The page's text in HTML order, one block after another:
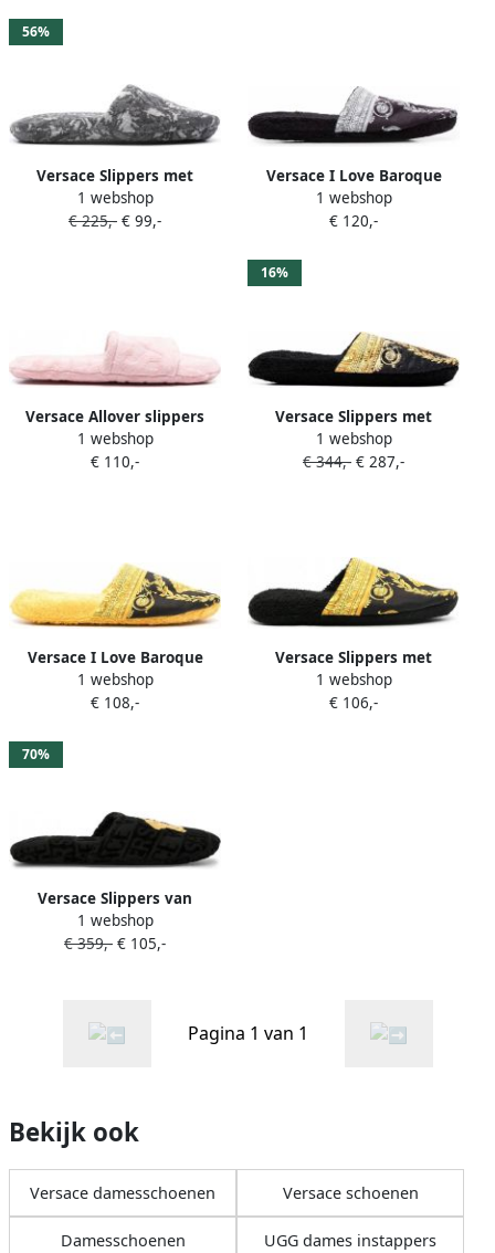
56%
Versace Slippers met
jacquard Grijs
1 webshop
€ 225,- € 99,-
Versace I Love Baroque
slippers Zwart
1 webshop
€ 120,-
Versace Allover slippers
Roze
1 webshop
€ 110,-
16%
Versace Slippers met
barokprint Zwart
1 webshop
€ 344,- € 287,-
Versace I Love Baroque
slippers Zwart
1 webshop
€ 108,-
Versace Slippers met
barokprint Zwart
1 webshop
€ 106,-
70%
Versace Slippers van
badstof Zwart
1 webshop
€ 359,- € 105,-
Pagina 1 van 1
Bekijk ook
Versace damesschoenen Versace schoenen
Damesschoenen UGG dames instappers